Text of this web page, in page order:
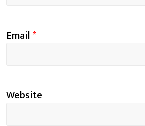
Email*
Website